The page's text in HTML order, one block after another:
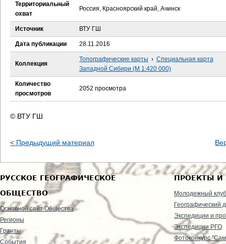
д
е
с
Территориальный
охват
Россия, Красноярский край, Ачинск
Источник ВТУ ГШ
Дата публикации 28.11.2016
Коллекция
Топографические карты › Специальная карта
Западной Сибири (М 1:420 000)
Количество
просмотров
2052 просмотра
© ВТУ ГШ
< Предыдущий материал
РУССКОЕ ГЕОГРАФИЧЕСКОЕ
ОБЩЕСТВО
Основной сайт Общества
Регионы
Гранты
События
ПРОЕКТЫ И
Молодежный клуб
Географический
Экспедиции и
Экспедиции РГО
Фотоконкурс